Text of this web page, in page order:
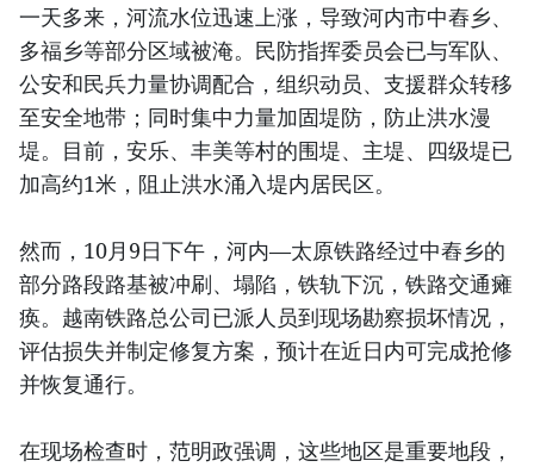
一天多来，河流水位迅速上涨，导致河内市中舂乡、
多福乡等部分区域被淹。民防指挥委员会已与军队、
公安和民兵力量协调配合，组织动员、支援群众转移
至安全地带；同时集中力量加固堤防，防止洪水漫
堤。目前，安乐、丰美等村的围堤、主堤、四级堤已
加高约1米，阻止洪水涌入堤内居民区。
然而，10月9日下午，河内—太原铁路经过中舂乡的
部分路段路基被冲刷、塌陷，铁轨下沉，铁路交通瘫
痪。越南铁路总公司已派人员到现场勘察损坏情况，
评估损失并制定修复方案，预计在近日内可完成抢修
并恢复通行。
在现场检查时，范明政强调，这些地区是重要地段，